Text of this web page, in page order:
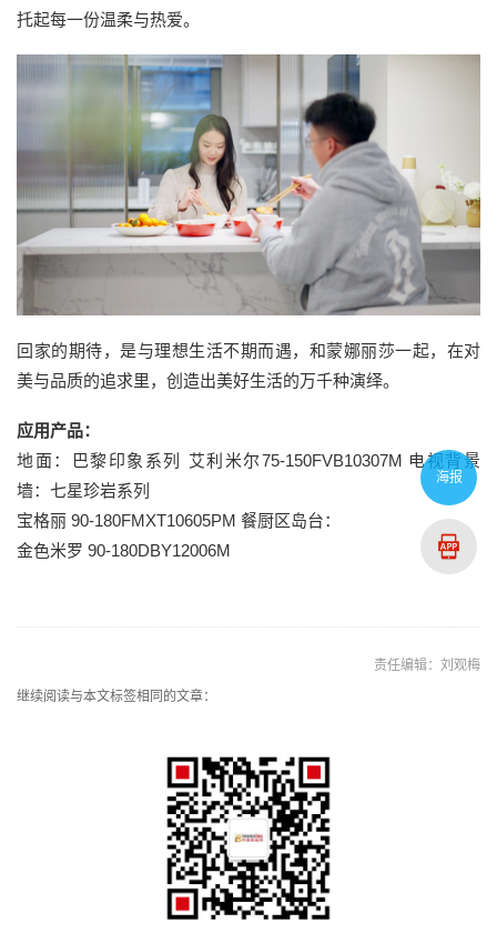
托起每一份温柔与热爱。
回家的期待，是与理想生活不期而遇，和蒙娜丽莎一起，在对
美与品质的追求里，创造出美好生活的万千种演绎。
应用产品：
地面：巴黎印象系列 艾利米尔75-150FVB10307M 电视背景
墙：七星珍岩系列
宝格丽 90-180FMXT10605PM 餐厨区岛台：
金色米罗 90-180DBY12006M
责任编辑：刘观梅
继续阅读与本文标签相同的文章：
海报